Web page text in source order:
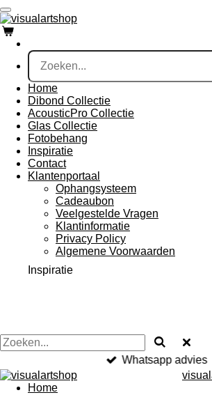
Ga
direct
naar
de
hoofdinhoud
Home
Dibond Collectie
AcousticPro Collectie
Glas Collectie
Fotobehang
Inspiratie
Contact
Klantenportaal
Ophangsysteem
Cadeaubon
Veelgestelde Vragen
Klantinformatie
Privacy Policy
Algemene Voorwaarden
Inspiratie
Whatsapp advies
Home